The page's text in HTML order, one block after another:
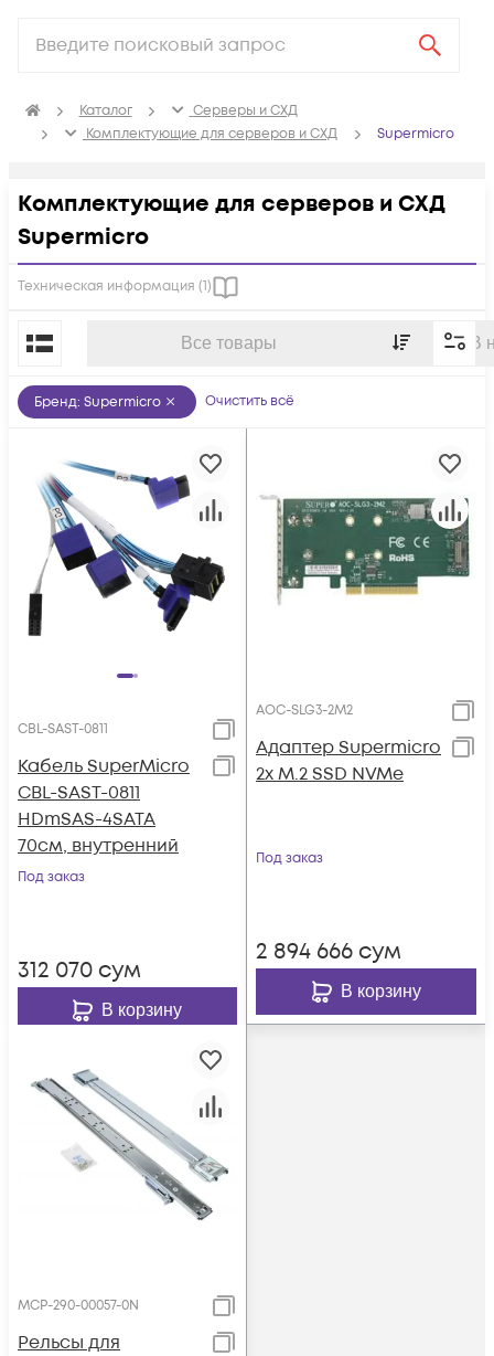
Каталог
Серверы и СХД
Комплектующие для серверов и СХД
Supermicro
Комплектующие для серверов и СХД
Supermicro
Техническая информация (1)
Все товары В
По популярности
Бренд: Supermicro Очистить всё
CBL-SAST-0811
Кабель SuperMicro
CBL-SAST-0811
HDmSAS-4SATA
70см, внутренний
Под заказ
312 070 сум
В корзину
AOC-SLG3-2M2
Адаптер Supermicro
2x M.2 SSD NVMe
Под заказ
2 894 666 сум
В корзину
MCP-290-00057-0N
Рельсы для